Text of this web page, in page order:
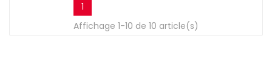
1
Affichage 1-10 de 10 article(s)